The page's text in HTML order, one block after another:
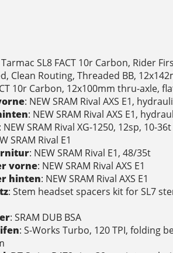
Tarmac SL8 FACT 10r Carbon, Rider
Clean Routing, Threaded BB,
10r Carbon, 12x100mm thru-axle,
: NEW SRAM Rival AXS E1,
: NEW SRAM Rival AXS E1,
: NEW SRAM Rival XG-1250, 12sp, 10-36t
SRAM Rival E1
: NEW SRAM Rival E1, 48/35t
vorne: NEW SRAM Rival AXS E1
hinten: NEW SRAM Rival AXS E1
: Stem headset spacers kit for SL7
: SRAM DUB BSA
: S-Works Turbo, 120 TPI, folding